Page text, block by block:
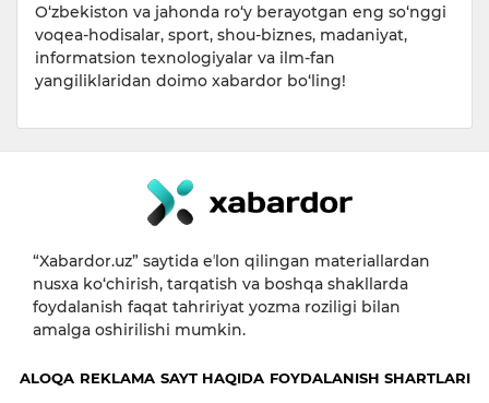
O‘zbekiston va jahonda ro‘y berayotgan eng so‘nggi
voqea-hodisalar, sport, shou-biznes, madaniyat,
informatsion texnologiyalar va ilm-fan
yangiliklaridan doimo xabardor bo‘ling!
“Xabardor.uz” saytida eʼlon qilingan materiallardan
nusxa ko‘chirish, tarqatish va boshqa shakllarda
foydalanish faqat tahririyat yozma roziligi bilan
amalga oshirilishi mumkin.
ALOQA REKLAMA SAYT HAQIDA FOYDALANISH SHARTLARI